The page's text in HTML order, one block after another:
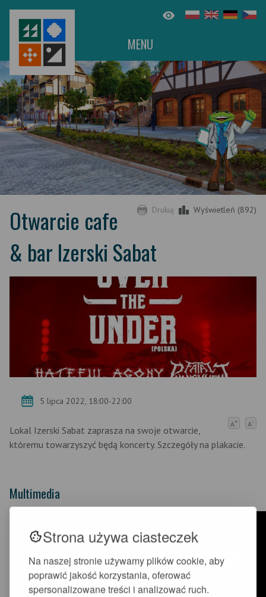
Strona używa ciasteczek
Na naszej stronie używamy plików cookie, aby
poprawić jakość korzystania, oferować
spersonalizowane treści i analizować ruch.
MENU
Drukuj Wyświetleń (892)
Otwarcie cafe
& bar Izerski Sabat
5 lipca 2022, 18:00-22:00
A+ A-
Lokal Izerski Sabat zaprasza na swoje otwarcie,
któremu towarzyszyć będą koncerty. Szczegóły na plakacie.
Multimedia